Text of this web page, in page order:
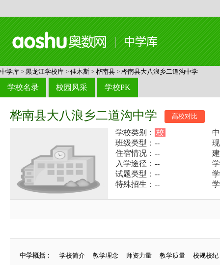
中学库 > 黑龙江学校库 > 佳木斯 > 桦南县 > 桦南县大八浪乡二道沟中学
学校名录 校园风采 学校PK
桦南县大八浪乡二道沟中学 高校对比
学校类别： 校
班级类型：--
住宿情况：--
入学途径：--
试题类型：--
特殊招生：--
中学概括： 学校简介 教学理念 师资力量 教学质量
校规校纪